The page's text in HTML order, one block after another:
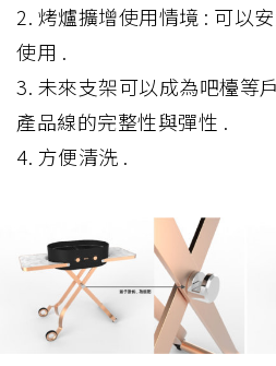
2. 烤爐擴增使用情境 : 可以
使用 .
3. 未來支架可以成為吧檯等
產品線的完整性與彈性 .
4. 方便清洗 .